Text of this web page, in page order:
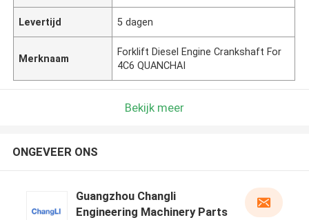
Levertijd 5 dagen
Merknaam
Forklift Diesel Engine Crankshaft For
4C6 QUANCHAI
Bekijk meer
ONGEVEER ONS
Guangzhou Changli
Engineering Machinery Parts